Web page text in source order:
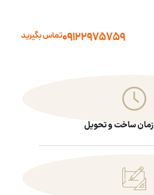
09122975759تماس بگیرید
ساخت و تحویل